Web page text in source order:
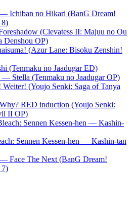
Ichiban no Hikari (BanG Dream!
8)
(Clevatess II: Majuu no Ou
Denshou OP)
(Azur Lane: Bisoku Zenshin!
(Tenmaku no Jaadugar ED)
Stella (Tenmaku no Jaadugar OP)
(Youjo Senki: Saga of Tanya
RED induction (Youjo Senki:
II OP)
Sennen Kessen-hen — Kashin-
Sennen Kessen-hen — Kashin-tan
Face The Next (BanG Dream!
7)